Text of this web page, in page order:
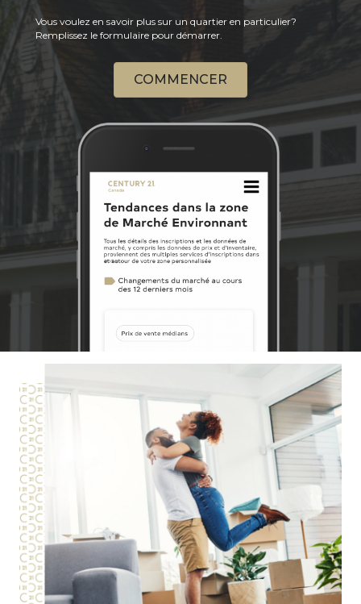
Vous voulez en savoir plus sur un quartier en particulier?
Remplissez le formulaire pour démarrer.
COMMENCER